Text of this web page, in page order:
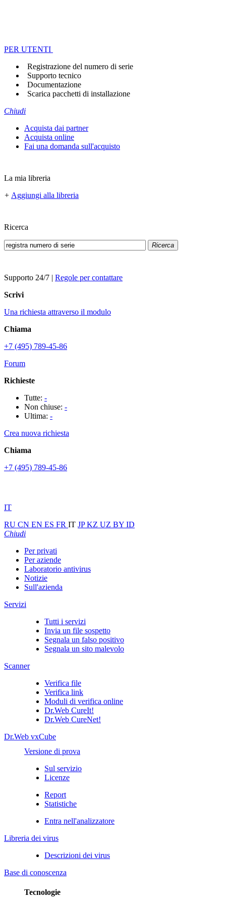
PER UTENTI
Registrazione del numero di serie
Supporto tecnico
Documentazione
Scarica pacchetti di installazione
Chiudi
Acquista dai partner
Acquista online
Fai una domanda sull'acquisto
La mia libreria
+ Aggiungi alla libreria
Ricerca
Ricerca
Supporto 24/7 | Regole per contattare
Scrivi
Una richiesta attraverso il modulo
Chiama
+7 (495) 789-45-86
Forum
Richieste
Tutte: -
Non chiuse: -
Ultima: -
Crea nuova richiesta
Chiama
+7 (495) 789-45-86
IT
RU CN EN ES FR IT JPKZ UZ BY ID
Chiudi
Per privati
Per aziende
Laboratorio antivirus
Notizie
Sull'azienda
Servizi
Tutti i servizi
Invia un file sospetto
Segnala un falso positivo
Segnala un sito malevolo
Scanner
Verifica file
Verifica link
Moduli di verifica online
Dr.Web CureIt!
Dr.Web CureNet!
Dr.Web vxCube
Versione di prova
Sul servizio
Licenze
Report
Statistiche
Entra nell'analizzatore
Libreria dei virus
Descrizioni dei virus
Base di conoscenza
Tecnologie